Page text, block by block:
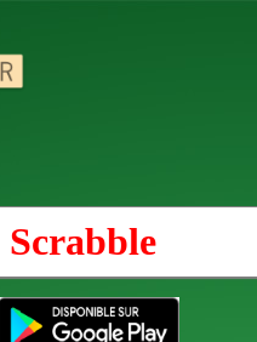
Scrabble